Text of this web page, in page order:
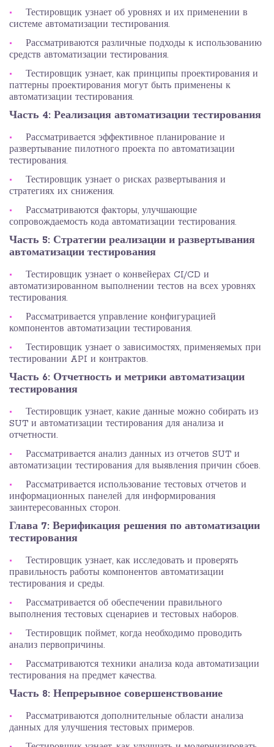
Тестировщик узнает об уровнях и их применении в
системе автоматизации тестирования.
Рассматриваются различные подходы к использованию
средств автоматизации тестирования.
Тестировщик узнает, как принципы проектирования и
паттерны проектирования могут быть применены к
автоматизации тестирования.
Часть 4: Реализация автоматизации тестирования
Рассматривается эффективное планирование и
развертывание пилотного проекта по автоматизации
тестирования.
Тестировщик узнает о рисках развертывания и
стратегиях их снижения.
Рассматриваются факторы, улучшающие
сопровождаемость кода автоматизации тестирования.
Часть 5: Стратегии реализации и развертывания
автоматизации тестирования
Тестировщик узнает о конвейерах CI/CD и
автоматизированном выполнении тестов на всех уровнях
тестирования.
Рассматривается управление конфигурацией
компонентов автоматизации тестирования.
Тестировщик узнает о зависимостях, применяемых при
тестировании API и контрактов.
Часть 6: Отчетность и метрики автоматизации
тестирования
Тестировщик узнает, какие данные можно собирать из
SUT и автоматизации тестирования для анализа и
отчетности.
Рассматривается анализ данных из отчетов SUT и
автоматизации тестирования для выявления причин сбоев.
Рассматривается использование тестовых отчетов и
информационных панелей для информирования
заинтересованных сторон.
Глава 7: Верификация решения по автоматизации
тестирования
Тестировщик узнает, как исследовать и проверять
правильность работы компонентов автоматизации
тестирования и среды.
Рассматривается об обеспечении правильного
выполнения тестовых сценариев и тестовых наборов.
Тестировщик поймет, когда необходимо проводить
анализ первопричины.
Рассматриваются техники анализа кода автоматизации
тестирования на предмет качества.
Часть 8: Непрерывное совершенствование
Рассматриваются дополнительные области анализа
данных для улучшения тестовых примеров.